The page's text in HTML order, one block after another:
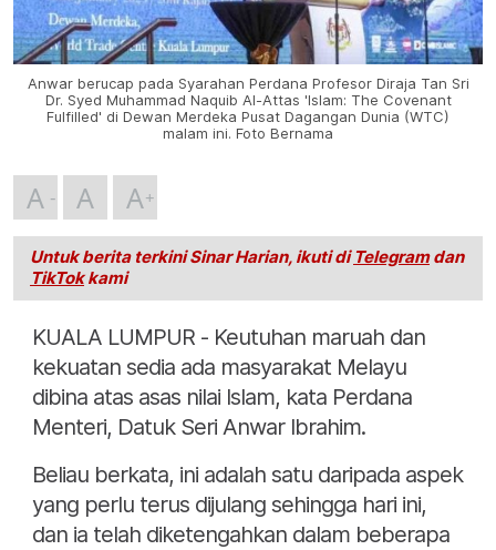
Anwar berucap pada Syarahan Perdana Profesor Diraja Tan Sri
Dr. Syed Muhammad Naquib Al-Attas 'Islam: The Covenant
Fulfilled' di Dewan Merdeka Pusat Dagangan Dunia (WTC)
malam ini. Foto Bernama
A A A
Untuk berita terkini Sinar Harian, ikuti di Telegramdan
TikTokkami
KUALA LUMPUR - Keutuhan maruah dan
kekuatan sedia ada masyarakat Melayu
dibina atas asas nilai Islam, kata Perdana
Menteri, Datuk Seri Anwar Ibrahim.
Beliau berkata, ini adalah satu daripada aspek
yang perlu terus dijulang sehingga hari ini,
dan ia telah diketengahkan dalam beberapa